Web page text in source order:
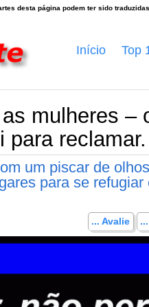
Início Top
mulheres –
para reclamar.
um piscar de
para se
... Avalie